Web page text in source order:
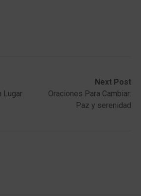
Lugar
Next Post
Oraciones Para Cambiar:
Paz y serenidad